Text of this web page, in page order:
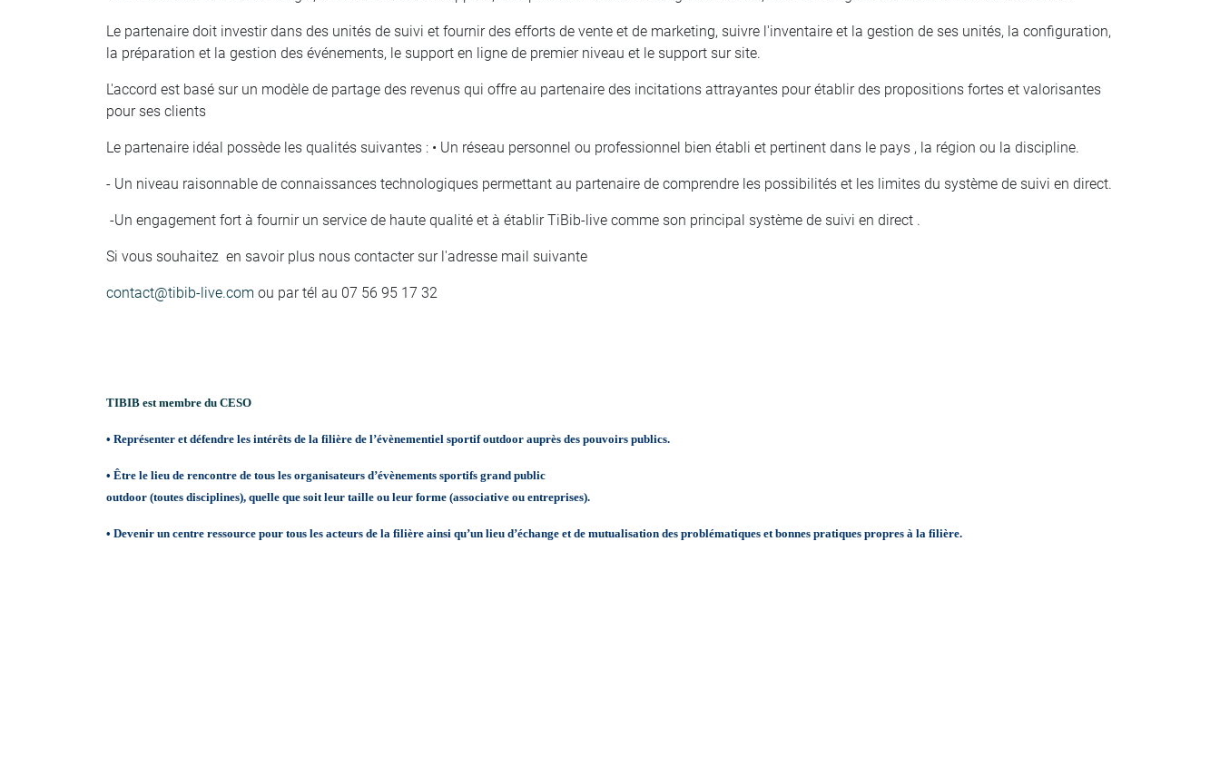
Le partenaire doit investir dans des unités de suivi et fournir des efforts de vente et de marketing, suivre l'inventaire et la gestion de ses unités, la configuration,
la préparation et la gestion des événements, le support en ligne de premier niveau et le support sur site.
L'accord est basé sur un modèle de partage des revenus qui offre au partenaire des incitations attrayantes pour établir des propositions fortes et valorisantes
pour ses clients
Le partenaire idéal possède les qualités suivantes : • Un réseau personnel ou professionnel bien établi et pertinent dans le pays , la région ou la discipline.
- Un niveau raisonnable de connaissances technologiques permettant au partenaire de comprendre les possibilités et les limites du système de suivi en direct.
-Un engagement fort à fournir un service de haute qualité et à établir TiBib-live comme son principal système de suivi en direct .
Si vous souhaitez en savoir plus nous contacter sur l'adresse mail suivante
contact@tibib-live.com ou par tél au 07 56 95 17 32
TIBIB est membre du CESO
• Représenter et défendre les intérêts de la filière de l’évènementiel sportif outdoor auprès des pouvoirs publics.
• Être le lieu de rencontre de tous les organisateurs d’évènements sportifs grand public
outdoor (toutes disciplines), quelle que soit leur taille ou leur forme (associative ou entreprises).
• Devenir un centre ressource pour tous les acteurs de la filière ainsi qu’un lieu d’échange et de mutualisation des problématiques et bonnes pratiques propres à la filière.